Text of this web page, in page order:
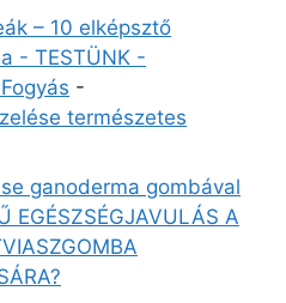
– 10 elképsztő
- TESTÜNK -
-
természetes
ganoderma gombával
EGÉSZSÉGJAVULÁS A